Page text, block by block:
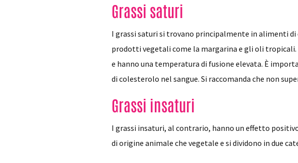
Grassi saturi
I grassi saturi si trovano principalmente in alimenti
prodotti vegetali come la margarina e gli oli
e hanno una temperatura di fusione elevata. È
di colesterolo nel sangue. Si raccomanda che non
Grassi insaturi
I grassi insaturi, al contrario, hanno un effetto
di origine animale che vegetale e si dividono in due